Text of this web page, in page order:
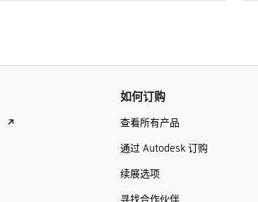
如何订购
查看所有产品
通过 Autodesk 订购
续展选项
寻找合作伙伴